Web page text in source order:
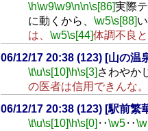
\h\w9\w9\n\n\s[86]実際
に動くから、 \w5\s[88]
は、 \w5\s[44]体調不良
06/12/17 20:38 (123) [山の温
\t\u\s[10]\h\s[3] さわやか
の医者は信用できんな。
06/12/17 20:38 (123) [駅前繁
\t\u\s[10]\h\s[0] ‥\w5‥